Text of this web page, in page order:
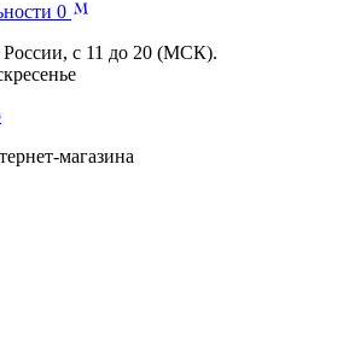
0
России, с 11 до 20 (МСК).
магазина